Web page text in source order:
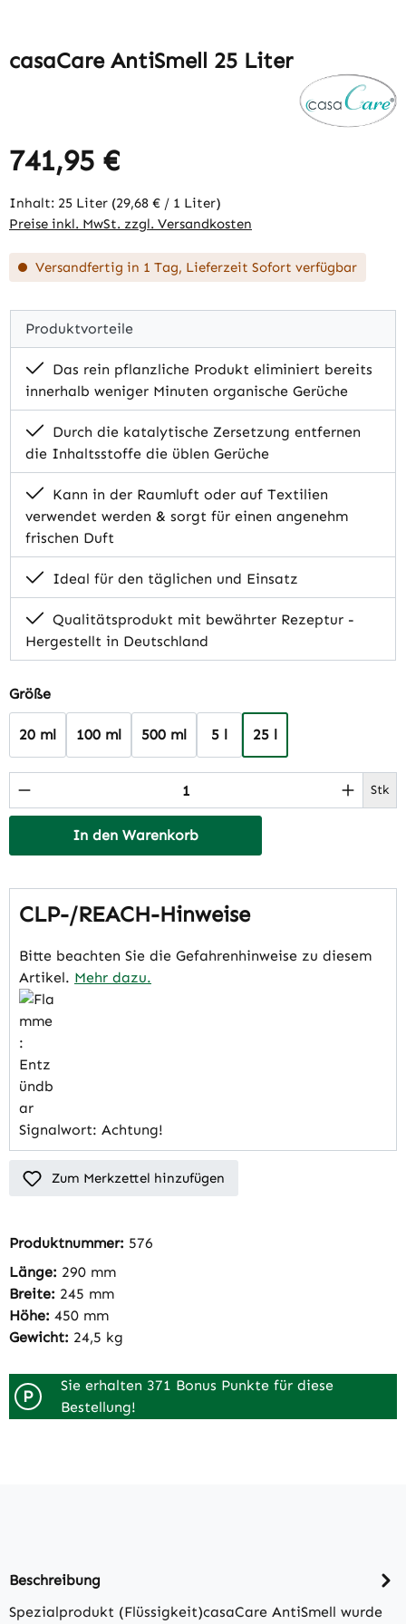
casaCare AntiSmell 25 Liter
Regulärer Preis:
741,95 €
Inhalt: 25 Liter (29,68 € / 1 Liter)
Preise inkl. MwSt. zzgl. Versandkosten
Versandfertig in 1 Tag, Lieferzeit Sofort verfügbar
Produktvorteile
Das rein pflanzliche Produkt eliminiert bereits
innerhalb weniger Minuten organische Gerüche
Durch die katalytische Zersetzung entfernen
die Inhaltsstoffe die üblen Gerüche
Kann in der Raumluft oder auf Textilien
verwendet werden & sorgt für einen angenehm
frischen Duft
Ideal für den täglichen und Einsatz
Qualitätsprodukt mit bewährter Rezeptur -
Hergestellt in Deutschland
Größeauswählen
20 ml 100 ml 500 ml 5 l 25 l
Produkt Anzahl: Gib den gewünschten Stk
In den Warenkorb
CLP-/REACH-Hinweise
Bitte beachten Sie die Gefahrenhinweise zu diesem
Artikel. Mehr dazu.
Signalwort: Achtung!
Zum Merkzettel hinzufügen
Produktnummer: 576
Länge: 290 mm
Breite: 245 mm
Höhe: 450 mm
Gewicht: 24,5 kg
P
Sie erhalten 371 Bonus Punkte für diese
Bestellung!
Beschreibung
Spezialprodukt (Flüssigkeit)casaCare AntiSmell wurde